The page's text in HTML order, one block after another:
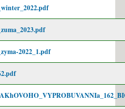
2022_1.pdf